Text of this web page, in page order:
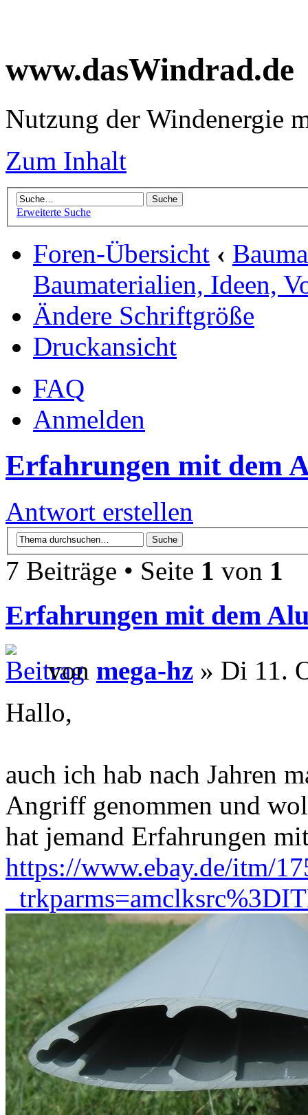
www.dasWindrad.de
Nutzung der Windenergie
Zum Inhalt
Erweiterte Suche
Foren-Übersicht ‹
Baumaterialien, Ideen,
Ändere Schriftgröße
Druckansicht
FAQ
Anmelden
Erfahrungen mit dem
Antwort erstellen
7 Beiträge • Seite 1 von 1
Erfahrungen mit dem
von mega-hz » Di 11.
Hallo,
auch ich hab nach Jahren
Angriff genommen und
hat jemand Erfahrungen
https://www.ebay.de/itm/